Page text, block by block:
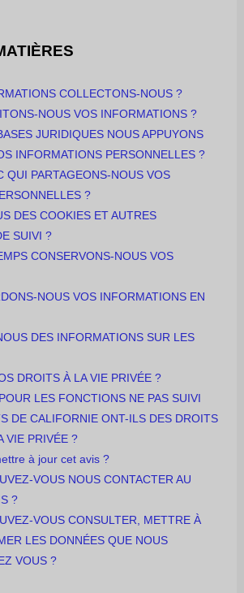
COLLECTONS-NOUS ?
NOUS VOS INFORMATIONS ?
JURIDIQUES NOUS APPUYONS
INFORMATIONS PERSONNELLES ?
QUI PARTAGEONS-NOUS VOS
?
DES COOKIES ET AUTRES
SUIVI ?
CONSERVONS-NOUS VOS
NOUS VOS INFORMATIONS EN
DES INFORMATIONS SUR LES
DROITS À LA VIE PRIVÉE ?
LES FONCTIONS NE PAS SUIVI
DE CALIFORNIE ONT-ILS DES DROITS
VIE PRIVÉE ?
à jour cet avis ?
VOUS NOUS CONTACTER AU
?
VOUS CONSULTER, METTRE À
LES DONNÉES QUE NOUS
VOUS ?